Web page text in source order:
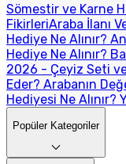
Sömestir ve Karne
FikirleriAraba İlanı
Hediye Ne Alınır?
Hediye Ne Alınır?
2026 - Çeyiz Seti
Eder? Arabanın
Hediyesi Ne Alınır?
Popüler Kategoriler